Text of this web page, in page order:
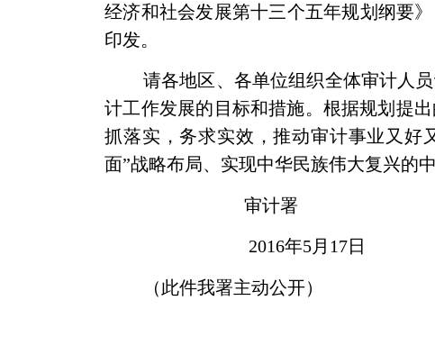
经济和社会发展第十三个五年规划纲要
印发。
请各地区、各单位组织全体审计人
计工作发展的目标和措施。根据规划提
抓落实，务求实效，推动审计事业又好
面”战略布局、实现中华民族伟大复兴的
审计署
2016年5月17日
（此件我署主动公开）